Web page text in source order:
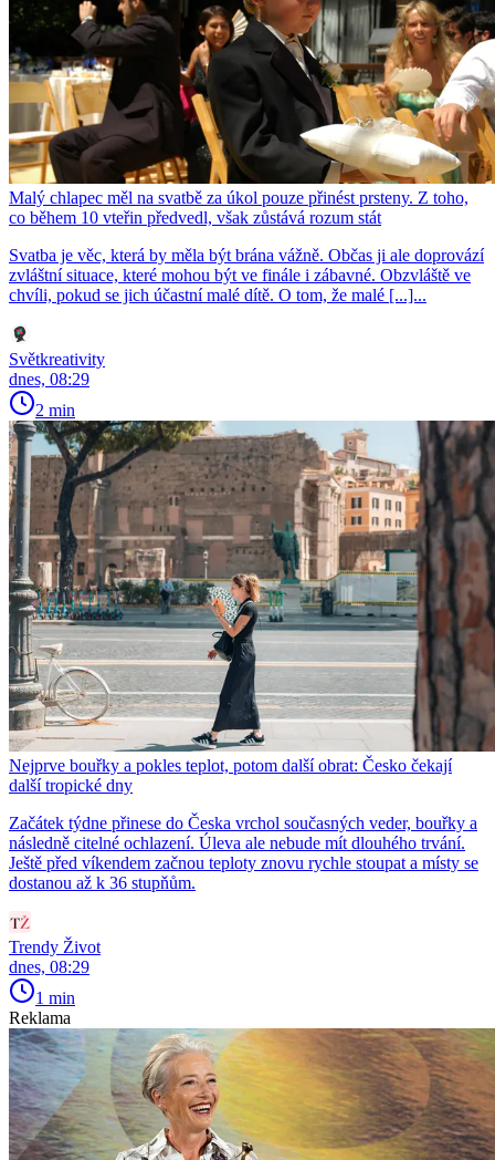
Malý chlapec měl na svatbě za úkol pouze přinést prsteny. Z toho,
co během 10 vteřin předvedl, však zůstává rozum stát
Svatba je věc, která by měla být brána vážně. Občas ji ale doprovází
zvláštní situace, které mohou být ve finále i zábavné. Obzvláště ve
chvíli, pokud se jich účastní malé dítě. O tom, že malé [...]...
Světkreativity
dnes, 08:29
2 min
Nejprve bouřky a pokles teplot, potom další obrat: Česko čekají
další tropické dny
Začátek týdne přinese do Česka vrchol současných veder, bouřky a
následně citelné ochlazení. Úleva ale nebude mít dlouhého trvání.
Ještě před víkendem začnou teploty znovu rychle stoupat a místy se
dostanou až k 36 stupňům.
Trendy Život
dnes, 08:29
1 min
Reklama